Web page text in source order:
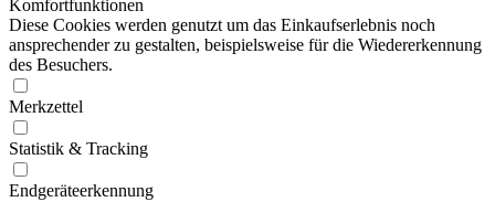
Komfortfunktionen
Diese Cookies werden genutzt um das Einkaufserlebnis noch
ansprechender zu gestalten, beispielsweise für die Wiedererkennung
des Besuchers.
Merkzettel
Statistik & Tracking
Endgeräteerkennung